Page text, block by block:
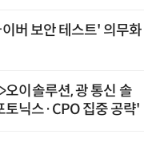
버 보안 테스트' 의무화
오이솔루션, 광 통신 솔
닉스·CPO 집중 공략'